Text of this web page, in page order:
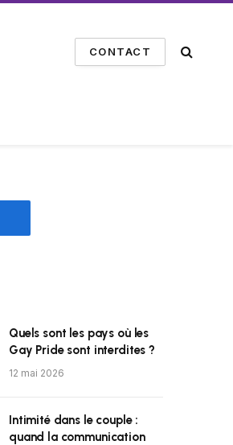
CONTACT
Quels sont les pays où les
Gay Pride sont interdites ?
12 mai 2026
Intimité dans le couple :
quand la communication